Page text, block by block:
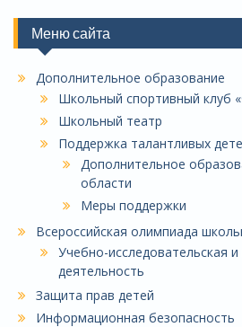
Меню сайта
Дополнительное образование
Школьный спортивный клуб
Школьный театр
Поддержка талантливых
Дополнительное
области
Меры поддержки
Всероссийская олимпиада
Учебно-исследовательская и
деятельность
Защита прав детей
Информационная безопасность